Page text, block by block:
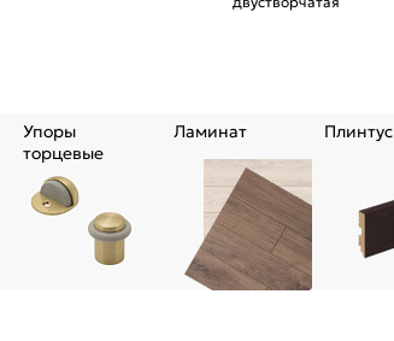
Упоры
торцевые
Ламинат Плинтус